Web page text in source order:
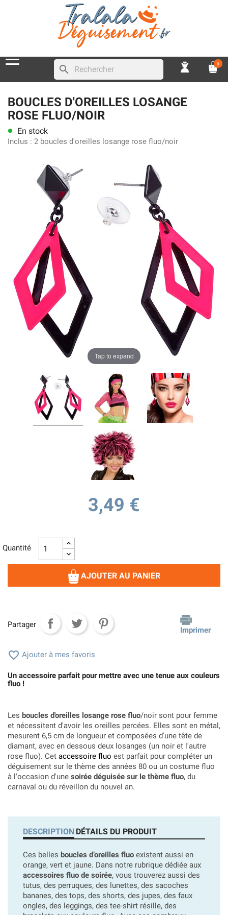
search 0
BOUCLES D'OREILLES LOSANGE
ROSE FLUO/NOIR
lens En stock
Inclus : 2 boucles d'oreilles losange rose fluo/noir
Tap to expand
3,49 €
Quantité
AJOUTER AU PANIER
Partager
Imprimer
 Ajouter à mes favoris
Un accessoire parfait pour mettre avec une tenue aux couleurs
fluo !
Les boucles d'oreilles losange rose fluo/noir sont pour femme
et nécessitent d'avoir les oreilles percées. Elles sont en métal,
mesurent 6,5 cm de longueur et composées d'une tête de
diamant, avec en dessous deux losanges (un noir et l'autre
rose fluo). Cet accessoire fluo est parfait pour compléter un
déguisement sur le thème des années 80 ou un costume fluo
à l'occasion d'une soirée déguisée sur le thème fluo, du
carnaval ou du réveillon du nouvel an.
DESCRIPTION DÉTAILS DU PRODUIT
Ces belles boucles d’oreilles fluo existent aussi en
orange, vert et jaune. Dans notre rubrique dédiée aux
accessoires fluo de soirée, vous trouverez aussi des
tutus, des perruques, des lunettes, des sacoches
bananes, des tops, des shorts, des jupes, des faux
ongles, des leggings, des tee-shirt résille, des